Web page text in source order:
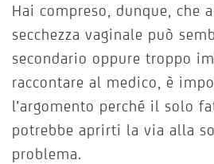
Hai compreso, dunque, che
secchezza vaginale può
secondario oppure troppo
raccontare al medico, è
l’argomento perché il solo
potrebbe aprirti la via alla
problema.